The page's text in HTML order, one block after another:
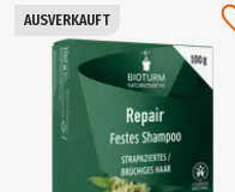
AUSVERKAUFT